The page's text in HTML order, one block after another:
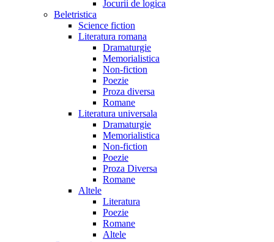
Jocurii de logica
Beletristica
Science fiction
Literatura romana
Dramaturgie
Memorialistica
Non-fiction
Poezie
Proza diversa
Romane
Literatura universala
Dramaturgie
Memorialistica
Non-fiction
Poezie
Proza Diversa
Romane
Altele
Literatura
Poezie
Romane
Altele